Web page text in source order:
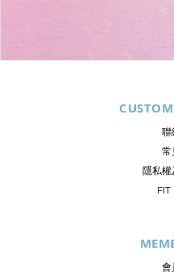
聯
常
隱私權
會